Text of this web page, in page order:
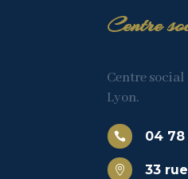
Centre
Centre
Lyon.
 04

33